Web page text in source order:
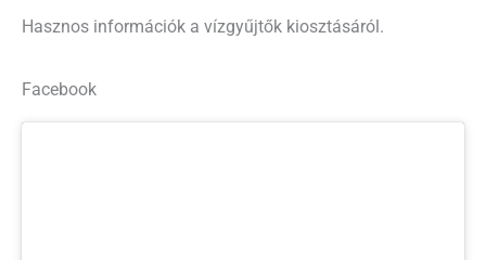
Hasznos információk a vízgyűjtők kiosztásáról.
Facebook